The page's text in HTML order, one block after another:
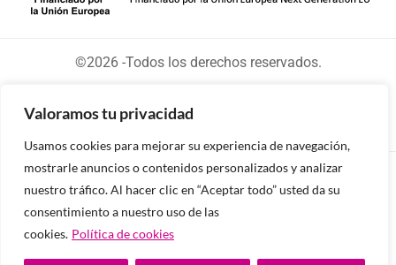
Valoramos tu privacidad
Usamos cookies para mejorar su experiencia de navegación,
mostrarle anuncios o contenidos personalizados y analizar
nuestro tráfico. Al hacer clic en “Aceptar todo” usted da su
consentimiento a nuestro uso de las
cookies. Política de cookies
©2026 -Todos los derechos reservados.
Diseñado y desarrollado por tu equipo Imedia
Comunicación